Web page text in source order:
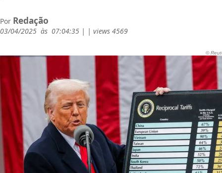
Por Redação
03/04/2025 às 07:04:35 | | views 4569
©